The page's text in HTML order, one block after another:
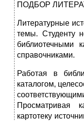
ПОДБОР
Литературные
темы. Студенту
библиотечными
справочниками.
Работая в
каталогом,
Просматривая
картотеку